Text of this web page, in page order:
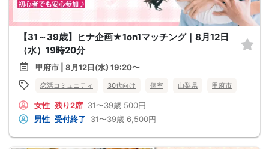
【31～39歳】ヒナ企画★1on1マッチング｜8月12日
（水）19時20分
甲府市 | 8月12日(水) 19:20〜
恋活コミュニティ 30代向け 個室 山梨県 甲府市
女性 残り2席 31〜39歳 500円
男性 受付終了 31〜39歳 6,500円